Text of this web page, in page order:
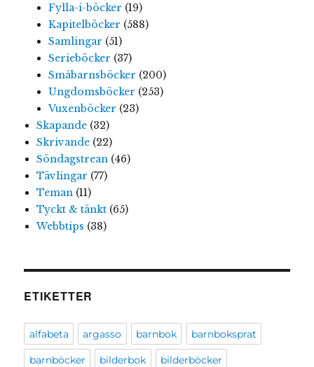
Fylla-i-böcker (19)
Kapitelböcker (588)
Samlingar (51)
Serieböcker (37)
Småbarnsböcker (200)
Ungdomsböcker (253)
Vuxenböcker (23)
Skapande(32)
Skrivande(22)
Söndagstrean(46)
Tävlingar (77)
Teman(11)
Tyckt & tänkt(65)
Webbtips (38)
ETIKETTER
alfabeta argasso barnbok barnboksprat
barnböcker bilderbok bilderböcker